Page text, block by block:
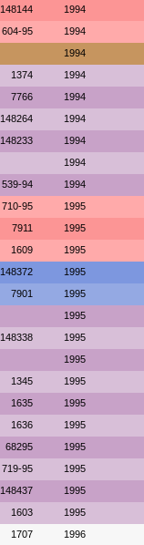
148144 1994
604-95 1994
1994
1374 1994
7766 1994
148264 1994
148233 1994
1994
539-94 1994
710-95 1995
7911 1995
1609 1995
148372 1995
7901 1995
1995
148338 1995
1995
1345 1995
1635 1995
1636 1995
68295 1995
719-95 1995
148437 1995
1603 1995
1707 1996